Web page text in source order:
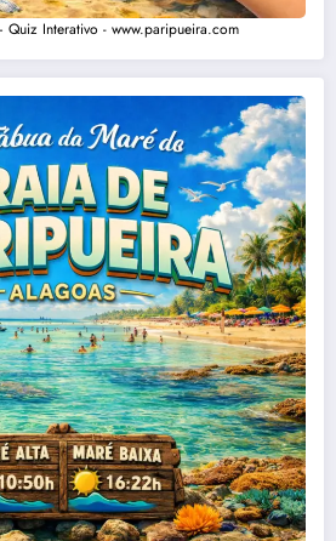
Interativo - www.paripueira.com